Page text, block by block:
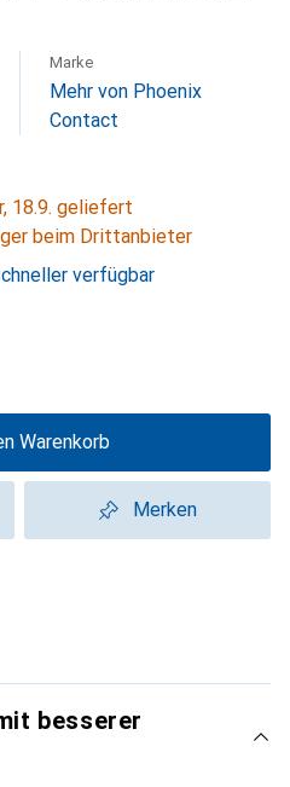
Marke
Mehr von Phoenix
Contact
18.9. geliefert
beim Drittanbieter
verfügbar
Warenkorb
Merken
besserer